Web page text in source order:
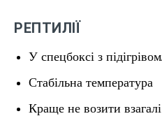
РЕПТИЛІЇ
У спецбоксі з
Стабільна температура
Краще не возити взагалі